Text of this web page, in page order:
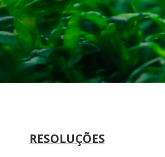
RESOLUÇÕES